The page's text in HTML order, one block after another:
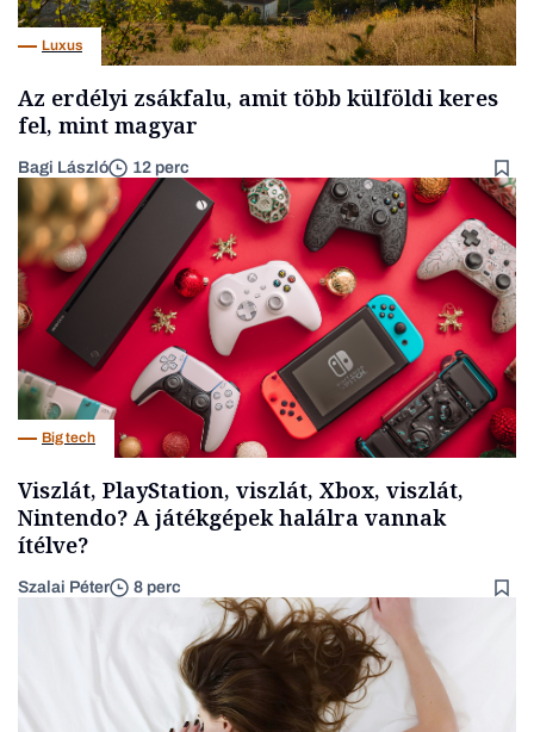
Luxus
Az erdélyi zsákfalu, amit több külföldi keres
fel, mint magyar
Bagi László 12 perc
Big tech
Viszlát, PlayStation, viszlát, Xbox, viszlát,
Nintendo? A játékgépek halálra vannak
ítélve?
Szalai Péter 8 perc